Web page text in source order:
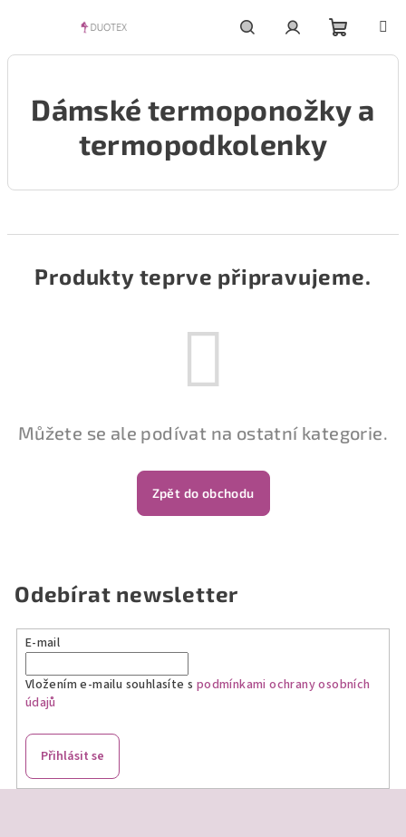
HledatPřihlášeníNákupní
košík
Dámské termoponožky a
termopodkolenky
Produkty teprve připravujeme.
Můžete se ale podívat na ostatní kategorie.
Zpět do obchodu
Odebírat newsletter
E-mail
Vložením e-mailu souhlasíte s podmínkami ochrany osobních
údajů
Přihlásit se